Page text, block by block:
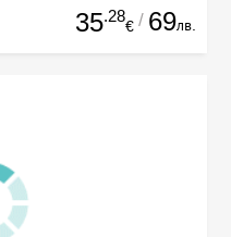
35.28
€ / 69лв.